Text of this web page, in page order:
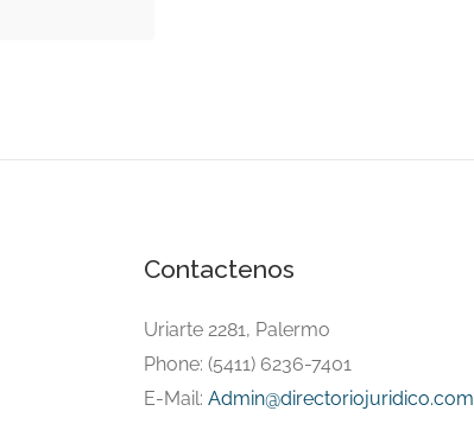
Contactenos
Uriarte 2281, Palermo
Phone: (5411) 6236-7401
E-Mail: Admin@directoriojuridico.com